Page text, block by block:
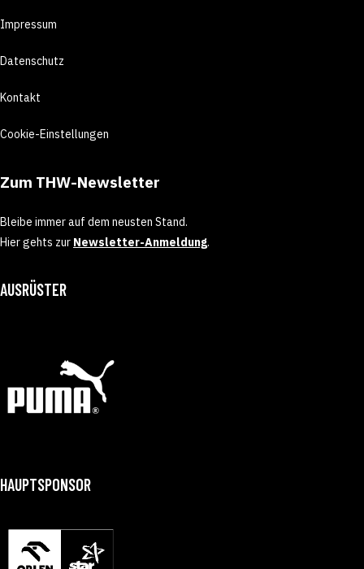
Impressum
Datenschutz
Kontakt
Cookie-Einstellungen
Zum THW-Newsletter
Bleibe immer auf dem neusten Stand.
Hier gehts zur Newsletter-Anmeldung.
AUSRÜSTER
HAUPTSPONSOR